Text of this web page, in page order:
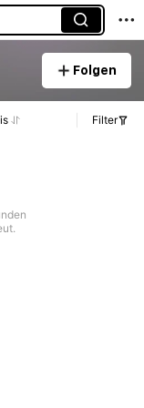
Folgen
Filter